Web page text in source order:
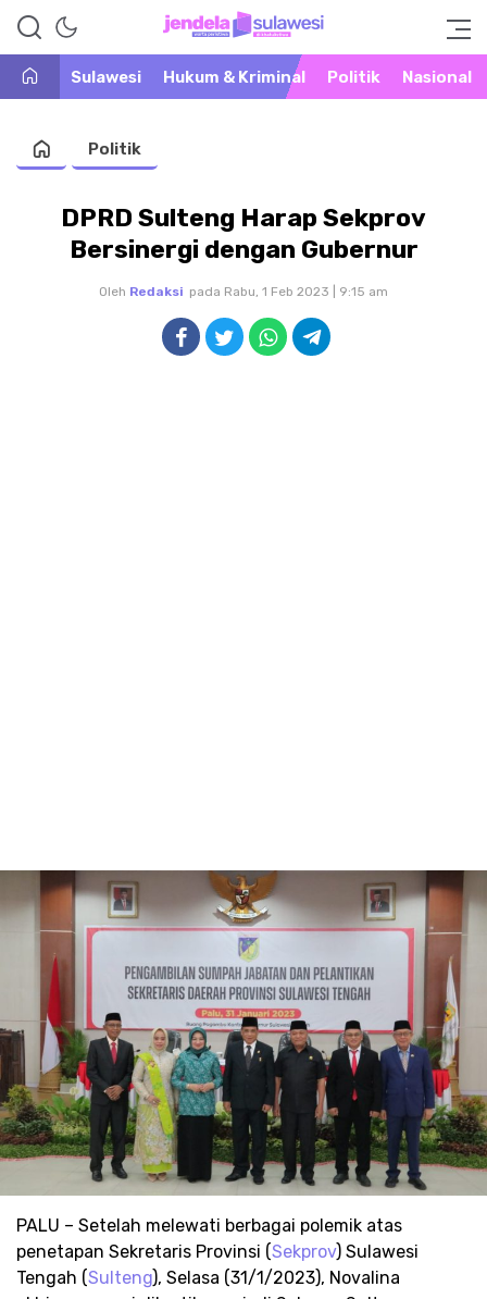
Jendela Sulawesi
Warta Peristiwa di Khatulistiwa
Sulawesi
Hukum & Kriminal Politik Nasional
Politik
DPRD Sulteng Harap Sekprov
Bersinergi dengan Gubernur
Oleh Redaksi pada Rabu, 1 Feb 2023 | 9:15 am
PALU – Setelah melewati berbagai polemik atas
penetapan Sekretaris Provinsi (Sekprov) Sulawesi
Tengah (Sulteng), Selasa (31/1/2023), Novalina